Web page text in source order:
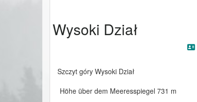
Wysoki Dział
Szczyt góry Wysoki Dział
Höhe über dem Meeresspiegel 731 m